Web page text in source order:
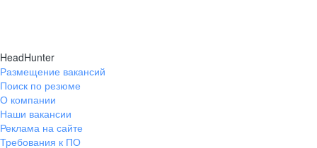
HeadHunter
Размещение вакансий
Поиск по резюме
О компании
Наши вакансии
Реклама на сайте
Требования к ПО